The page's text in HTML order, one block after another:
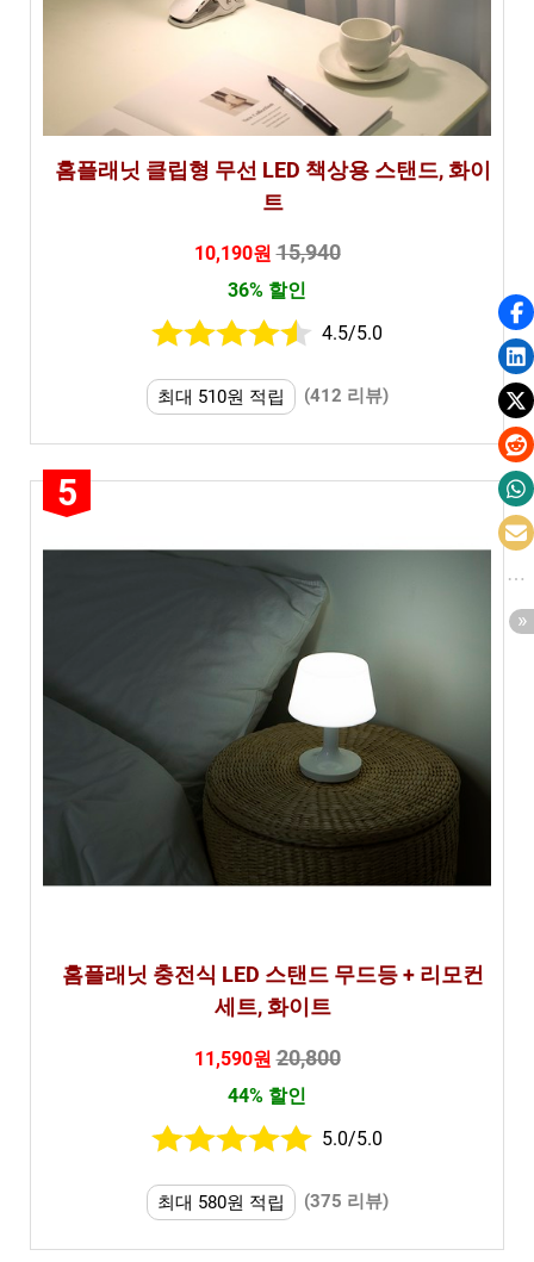
홈플래닛 클립형 무선 LED 책상용 스탠드, 화이
트
10,190원15,940
36% 할인
4.5/5.0
최대 510원 적립 (412 리뷰)
5
홈플래닛 충전식 LED 스탠드 무드등 + 리모컨
세트, 화이트
11,590원20,800
44% 할인
5.0/5.0
최대 580원 적립 (375 리뷰)